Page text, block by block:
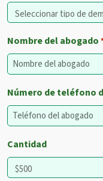
Nombre del abogado
Número de teléfono
Cantidad